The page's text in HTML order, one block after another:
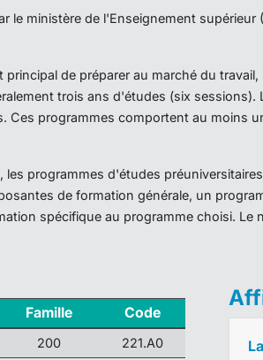
le ministère de l'Enseignement supérieur
de préparer au marché du
trois ans d'études (six sessions).
programmes comportent au moins
programmes d'études
de formation générale, un
spécifique au programme choisi. Le
Famille Code
200
221.A0